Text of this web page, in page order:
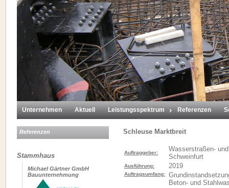
Unternehmen Aktuell Leistungsspektrum Referenzen
Referenzen
Stammhaus
Michael Gärtner GmbH
Bauunternehmung
Schleuse Marktbreit
Auftraggeber:
Wasserstraßen-
Schweinfurt
Ausführung: 2019
Auftragsumfang:
Beton- und